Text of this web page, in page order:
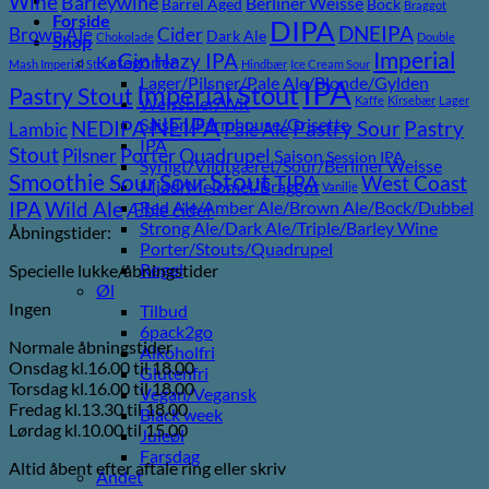
Forside
Shop
Kategorier
Lager/Pilsner/Pale Ale/Blonde/Gylden
Weissbier/Wit
Saison/Farmhouse/Grisette
IPA
Syrligt/Vildtgæret/Sour/Berliner Weisse
Mjød/Melomel/Braggot
Red Ale/Amber Ale/Brown Ale/Bock/Dubbel
Strong Ale/Dark Ale/Triple/Barley Wine
Porter/Stouts/Quadrupel
Røgøl
Øl
Tilbud
6pack2go
Alkoholfri
Glutenfri
Vegan/Vegansk
Black week
Juleøl
Farsdag
Andet
Barrel Aged Bock Braggot
Brown Ale Chokolade Cider Dark Ale DIPA DNEIPA Double
Mash Imperial Stout GinHazy IPA Hindbær Ice Cream Sour Imperial
Pastry Stout Imperial StoutIPA Kaffe Kirsebær Lager
LambicNEDIPANEIPAPale AlePastry Sour Pastry
StoutPilsnerPorterQuadrupel SaisonSession IPA
Smoothie SourSourStoutTIPA Vanilje West Coast
IPAWild AleÆble cider
Åbningstider:
Specielle lukke/åbningstider
Ingen
Normale åbningstider
Onsdag kl.16.00 til 18.00
Torsdag kl.16.00 til 18.00
Fredag kl.13.30 til 18.00
Lørdag kl.10.00 til 15.00
Altid åbent efter aftale ring eller skriv